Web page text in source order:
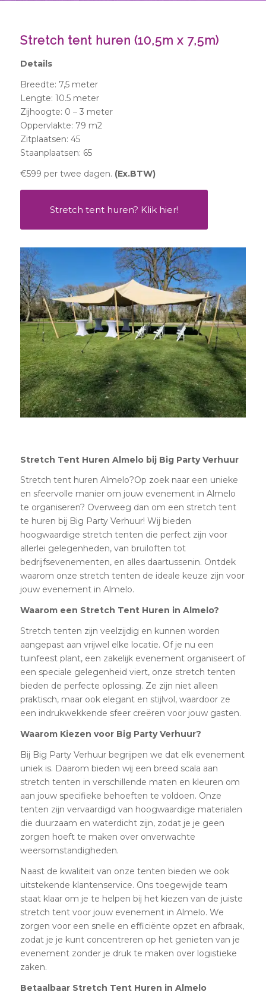
Stretch tent huren (10,5m x 7,5m)
Details
Breedte: 7,5 meter
Lengte: 10.5 meter
Zijhoogte: 0 – 3 meter
Oppervlakte: 79 m2
Zitplaatsen: 45
Staanplaatsen: 65
€599 per twee dagen. (Ex.BTW)
Stretch tent huren? Klik hier!
Stretch Tent Huren Almelo bij Big Party Verhuur
Stretch tent huren Almelo?Op zoek naar een unieke
en sfeervolle manier om jouw evenement in Almelo
te organiseren? Overweeg dan om een stretch tent
te huren bij Big Party Verhuur! Wij bieden
hoogwaardige stretch tenten die perfect zijn voor
allerlei gelegenheden, van bruiloften tot
bedrijfsevenementen, en alles daartussenin. Ontdek
waarom onze stretch tenten de ideale keuze zijn voor
jouw evenement in Almelo.
Waarom een Stretch Tent Huren in Almelo?
Stretch tenten zijn veelzijdig en kunnen worden
aangepast aan vrijwel elke locatie. Of je nu een
tuinfeest plant, een zakelijk evenement organiseert of
een speciale gelegenheid viert, onze stretch tenten
bieden de perfecte oplossing. Ze zijn niet alleen
praktisch, maar ook elegant en stijlvol, waardoor ze
een indrukwekkende sfeer creëren voor jouw gasten.
Waarom Kiezen voor Big Party Verhuur?
Bij Big Party Verhuur begrijpen we dat elk evenement
uniek is. Daarom bieden wij een breed scala aan
stretch tenten in verschillende maten en kleuren om
aan jouw specifieke behoeften te voldoen. Onze
tenten zijn vervaardigd van hoogwaardige materialen
die duurzaam en waterdicht zijn, zodat je je geen
zorgen hoeft te maken over onverwachte
weersomstandigheden.
Naast de kwaliteit van onze tenten bieden we ook
uitstekende klantenservice. Ons toegewijde team
staat klaar om je te helpen bij het kiezen van de juiste
stretch tent voor jouw evenement in Almelo. We
zorgen voor een snelle en efficiënte opzet en afbraak,
zodat je je kunt concentreren op het genieten van je
evenement zonder je druk te maken over logistieke
zaken.
Betaalbaar Stretch Tent Huren in Almelo